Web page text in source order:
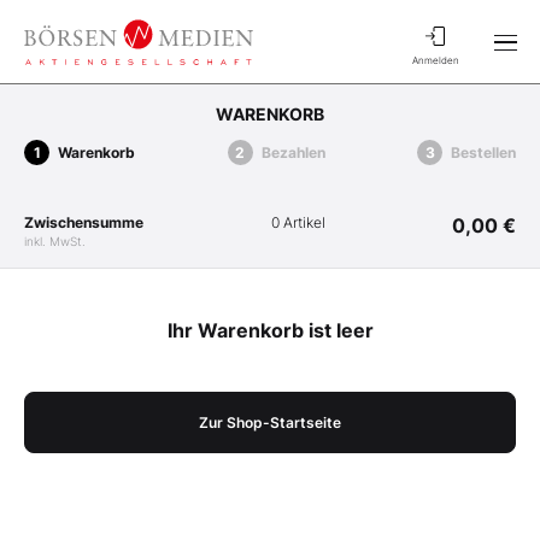
Anmelden
WARENKORB
Warenkorb Bezahlen Bestellen
Zwischensumme
inkl. MwSt.
0 Artikel 0,00 €
Ihr Warenkorb ist leer
Zur Shop-Startseite